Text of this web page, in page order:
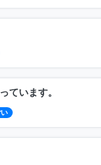
ています。